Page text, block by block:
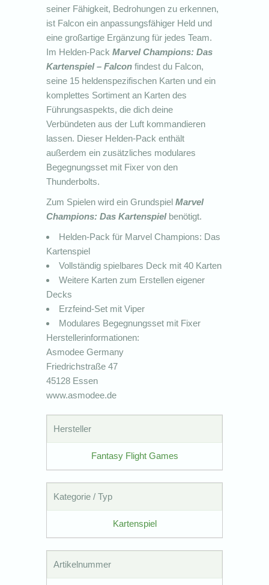
seiner Fähigkeit, Bedrohungen zu erkennen,
ist Falcon ein anpassungsfähiger Held und
eine großartige Ergänzung für jedes Team.
Im Helden-PackMarvel Champions: Das
Kartenspiel – Falcon findest du Falcon,
seine 15 heldenspezifischen Karten und ein
komplettes Sortiment an Karten des
Führungsaspekts, die dich deine
Verbündeten aus der Luft kommandieren
lassen. Dieser Helden-Pack enthält
außerdem ein zusätzliches modulares
Begegnungsset mit Fixer von den
Thunderbolts.
Zum Spielen wird ein GrundspielMarvel
Champions: Das Kartenspielbenötigt.
Helden-Pack für Marvel Champions: Das
Kartenspiel
Vollständig spielbares Deck mit 40 Karten
Weitere Karten zum Erstellen eigener
Decks
Erzfeind-Set mit Viper
Modulares Begegnungsset mit Fixer
Herstellerinformationen:
Asmodee Germany
Friedrichstraße 47
45128 Essen
www.asmodee.de
Hersteller
Fantasy Flight Games
Kategorie / Typ
Kartenspiel
Artikelnummer